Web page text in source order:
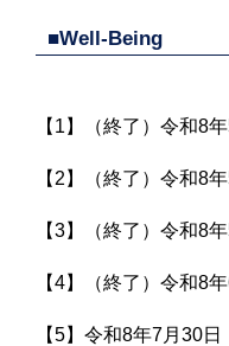
■Well-Being
【1】（終了）令和8
【2】（終了）令和8
【3】（終了）令和8
【4】（終了）令和8
【5】令和8年7月30